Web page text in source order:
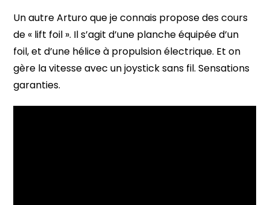
Un autre Arturo que je connais propose des cours
de « lift foil ». Il s’agit d’une planche équipée d’un
foil, et d’une hélice à propulsion électrique. Et on
gère la vitesse avec un joystick sans fil. Sensations
garanties.